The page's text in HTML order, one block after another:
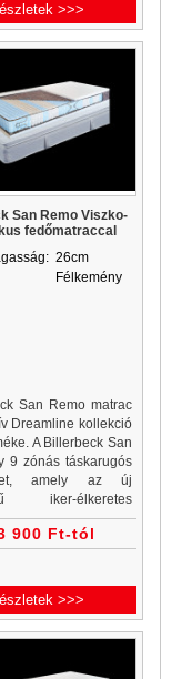
>>>
San Remo Viszko-
fedőmatraccal
26cm
Félkemény
San Remo matrac
Dreamline kollekció
A Billerbeck San
9 zónás táskarugós
amely az új
iker-élkeretes
matracok prémium
melynek gyártása
900 Ft-tól
>>>